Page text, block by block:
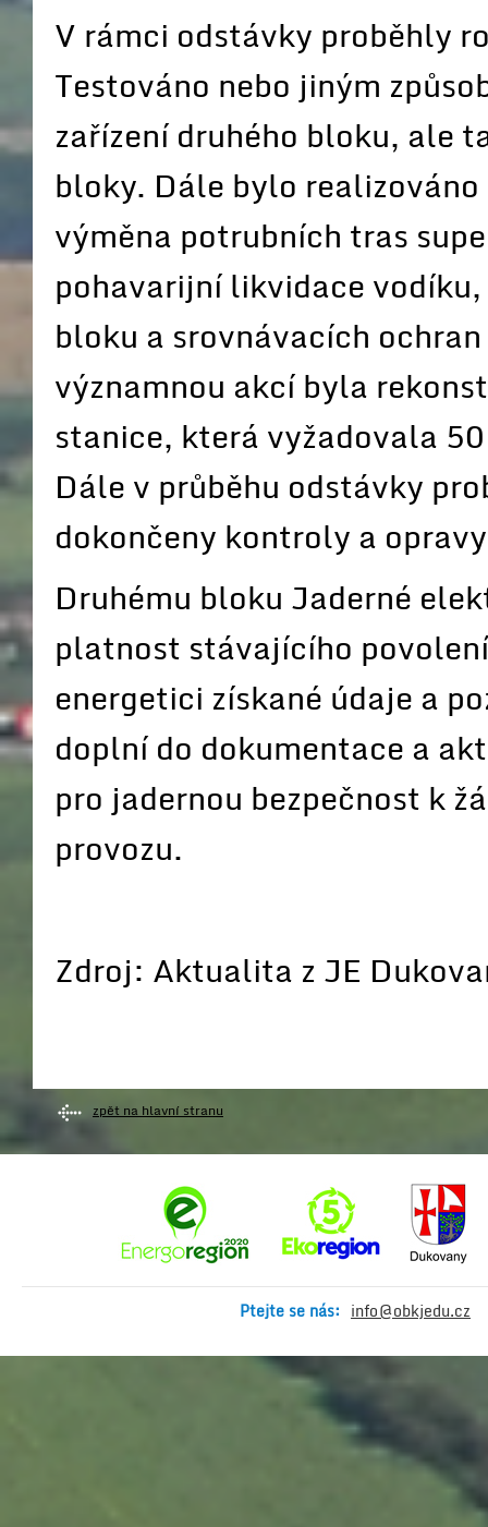
V rámci odstávky proběhly
Testováno nebo jiným
zařízení druhého bloku, ale
bloky. Dále bylo
výměna potrubních tras
pohavarijní likvidace
bloku a srovnávacích
významnou akcí byla
stanice, která vyžadovala
Dále v průběhu odstávky
dokončeny kontroly a
Druhému bloku Jaderné
platnost stávajícího
energetici získané údaje a
doplní do dokumentace a
pro jadernou bezpečnost k
provozu.
Zdroj: Aktualita z JE
zpět na hlavní stranu
Ptejte se nás: info@obkjedu.cz